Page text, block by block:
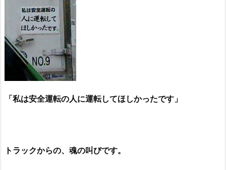
「私は安全運転の人に運転してほしかったです」
トラックからの、魂の叫びです。